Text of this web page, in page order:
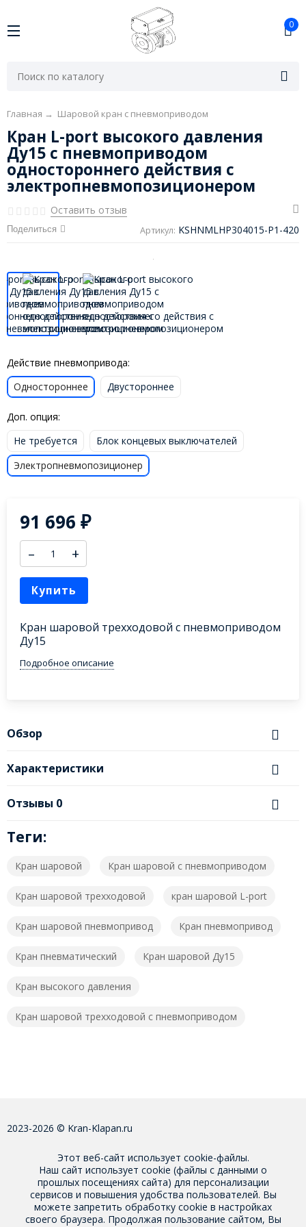
0
Главная → Шаровой кран с пневмоприводом
Кран L-port высокого давления
Ду15 с пневмоприводом
одностороннего действия с
электропневмопозиционером
Оставить отзыв
Поделиться Артикул: KSHNMLHP304015-P1-420
Действие пневмопривода:
Одностороннее
Двустороннее
Доп. опция:
Не требуется
Блок концевых выключателей
Электропневмопозиционер
91 696₽
– +
Купить
Кран шаровой трехходовой с пневмоприводом
Ду15
Подробное описание
Обзор
Характеристики
Отзывы 0
Теги:
Кран шаровой Кран шаровой с пневмоприводом
Кран шаровой трехходовой кран шаровой L-port
Кран шаровой пневмопривод Кран пневмопривод
Кран пневматический Кран шаровой Ду15
Кран высокого давления
Кран шаровой трехходовой с пневмоприводом
2023-2026 © Kran-Klapan.ru
Этот веб-сайт использует cookie-файлы.
Наш сайт использует cookie (файлы с данными о
прошлых посещениях сайта) для персонализации
сервисов и повышения удобства пользователей. Вы
можете запретить обработку cookie в настройках
своего браузера. Продолжая пользование сайтом, Вы